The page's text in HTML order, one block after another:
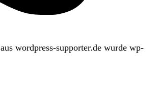
aus wordpress-supporter.de wurde wp-